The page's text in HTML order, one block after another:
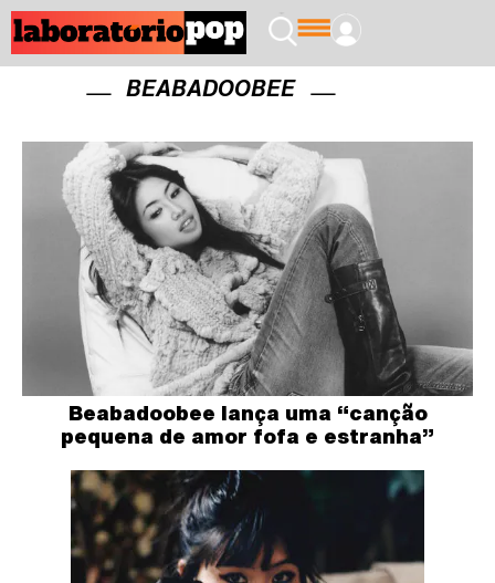
BEABADOOBEE
Beabadoobee lança uma “canção
pequena de amor fofa e estranha”